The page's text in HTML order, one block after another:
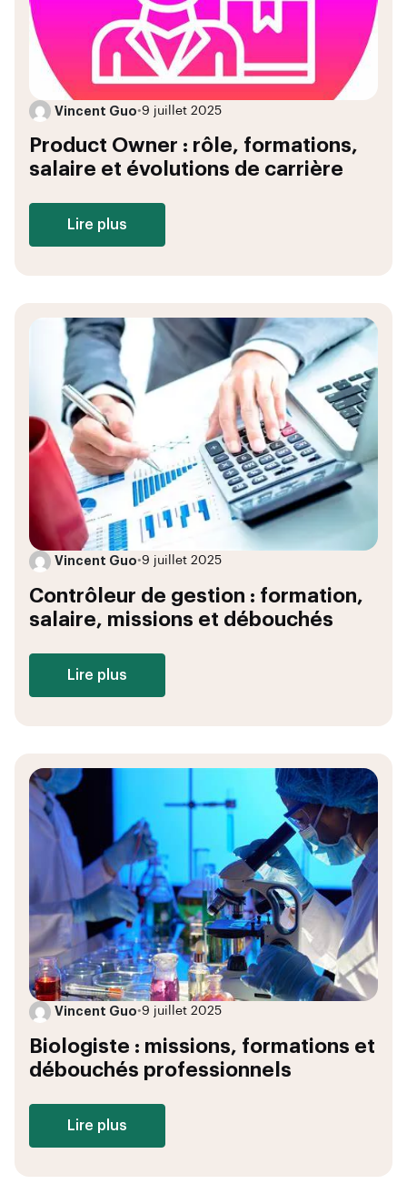
Vincent Guo•9 juillet 2025
Product Owner : rôle, formations,
salaire et évolutions de carrière
Lire plus
Vincent Guo•9 juillet 2025
Contrôleur de gestion : formation,
salaire, missions et débouchés
Lire plus
Vincent Guo•9 juillet 2025
Biologiste : missions, formations et
débouchés professionnels
Lire plus